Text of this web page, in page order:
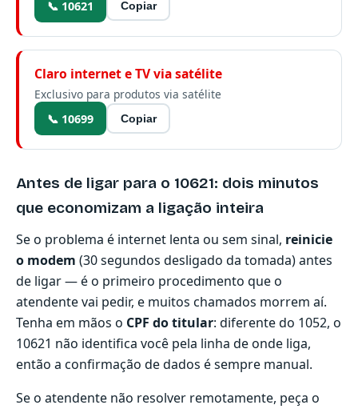
📞 10621
Copiar
Claro internet e TV via satélite
Exclusivo para produtos via satélite
📞 10699
Copiar
Antes de ligar para o 10621: dois minutos
que economizam a ligação inteira
Se o problema é internet lenta ou sem sinal, reinicie
o modem (30 segundos desligado da tomada) antes
de ligar — é o primeiro procedimento que o
atendente vai pedir, e muitos chamados morrem aí.
Tenha em mãos o CPF do titular: diferente do 1052, o
10621 não identifica você pela linha de onde liga,
então a confirmação de dados é sempre manual.
Se o atendente não resolver remotamente, peça o